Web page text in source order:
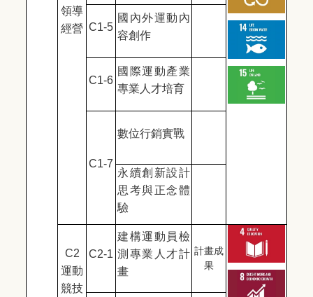
領導
經營 C1-5
國內外運動內
容創作
C1-6
國際運動產業
專業人才培育
C1-7
數位行銷實戰
永續創新設計
思考與正念體
驗
C2
運動
競技
C2-1
建構運動員檢
測專業人才計
畫
計畫成
果